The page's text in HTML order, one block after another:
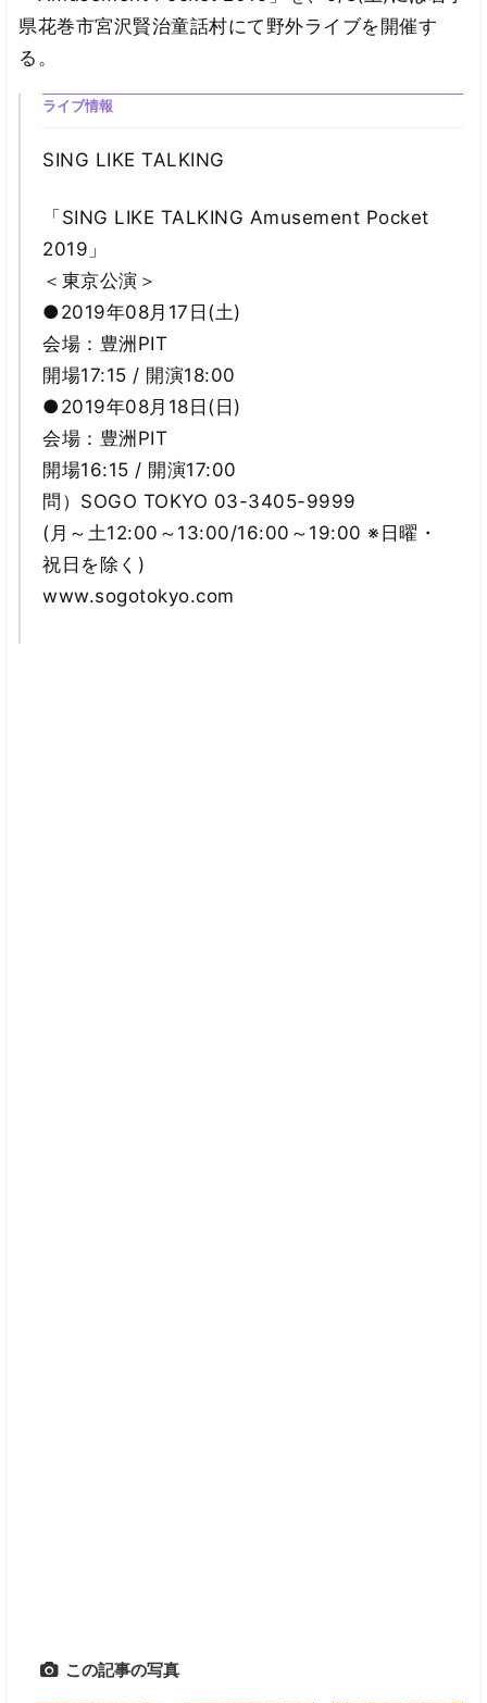
県花巻市宮沢賢治童話村にて野外ライブを開催す
る。
ライブ情報
SING LIKE TALKING
「SING LIKE TALKING Amusement Pocket
2019」
＜東京公演＞
●2019年08月17日(土)
会場：豊洲PIT
開場17:15 / 開演18:00
●2019年08月18日(日)
会場：豊洲PIT
開場16:15 / 開演17:00
問）SOGO TOKYO 03-3405-9999
(月～土12:00～13:00/16:00～19:00 ※日曜・
祝日を除く)
www.sogotokyo.com
この記事の写真